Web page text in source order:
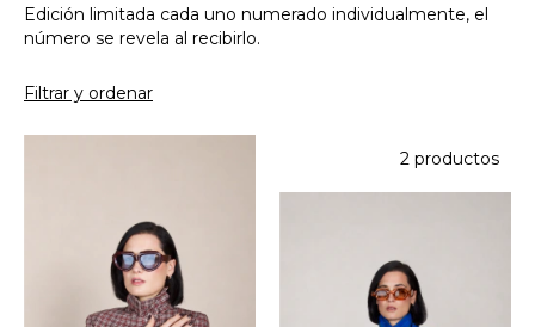
Edición limitada cada uno numerado individualmente, el
número se revela al recibirlo.
Filtrar y ordenar
2 productos